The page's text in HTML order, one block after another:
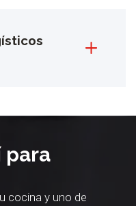
para
cocina y uno de